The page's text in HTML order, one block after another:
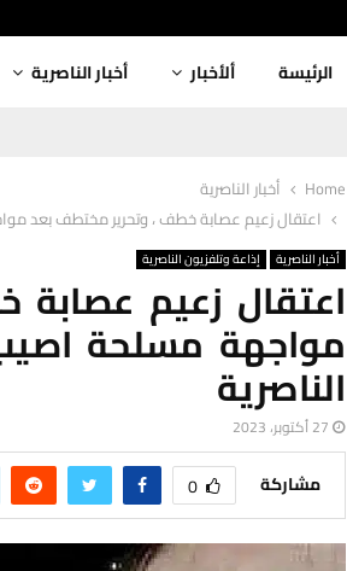
الرئيسة ألأخبار أخبار الناصرية
Home
أخبار الناصرية
اعتقال زعيم عصابة خطف ، وتحرير مختطف بعد
أخبار الناصرية إذاعة وتلفزيون الناصرية
اعتقال زعيم
مواجهة مسلحة
الناصرية
27 أكتوبر، 2023
مشاركة 0